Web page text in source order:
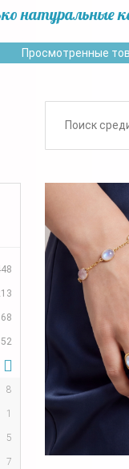
натуральные
Просмотренные
68
52
8
1
5
7